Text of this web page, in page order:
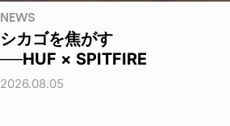
NEWS
シカゴを焦がす
──HUF × SPITFIRE
2026.08.05